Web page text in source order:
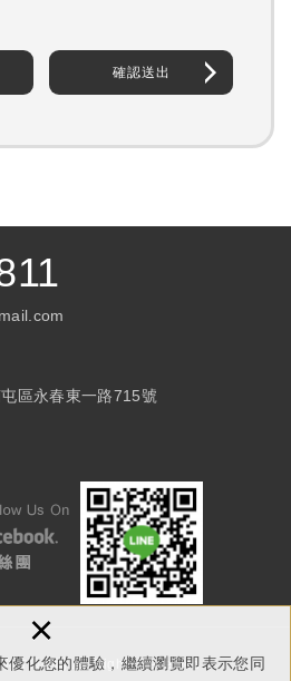
優化您的體驗，繼續瀏覽即表示您同
×
確認送出
區永春東一路715號
有限公司 All Rights Reserved.